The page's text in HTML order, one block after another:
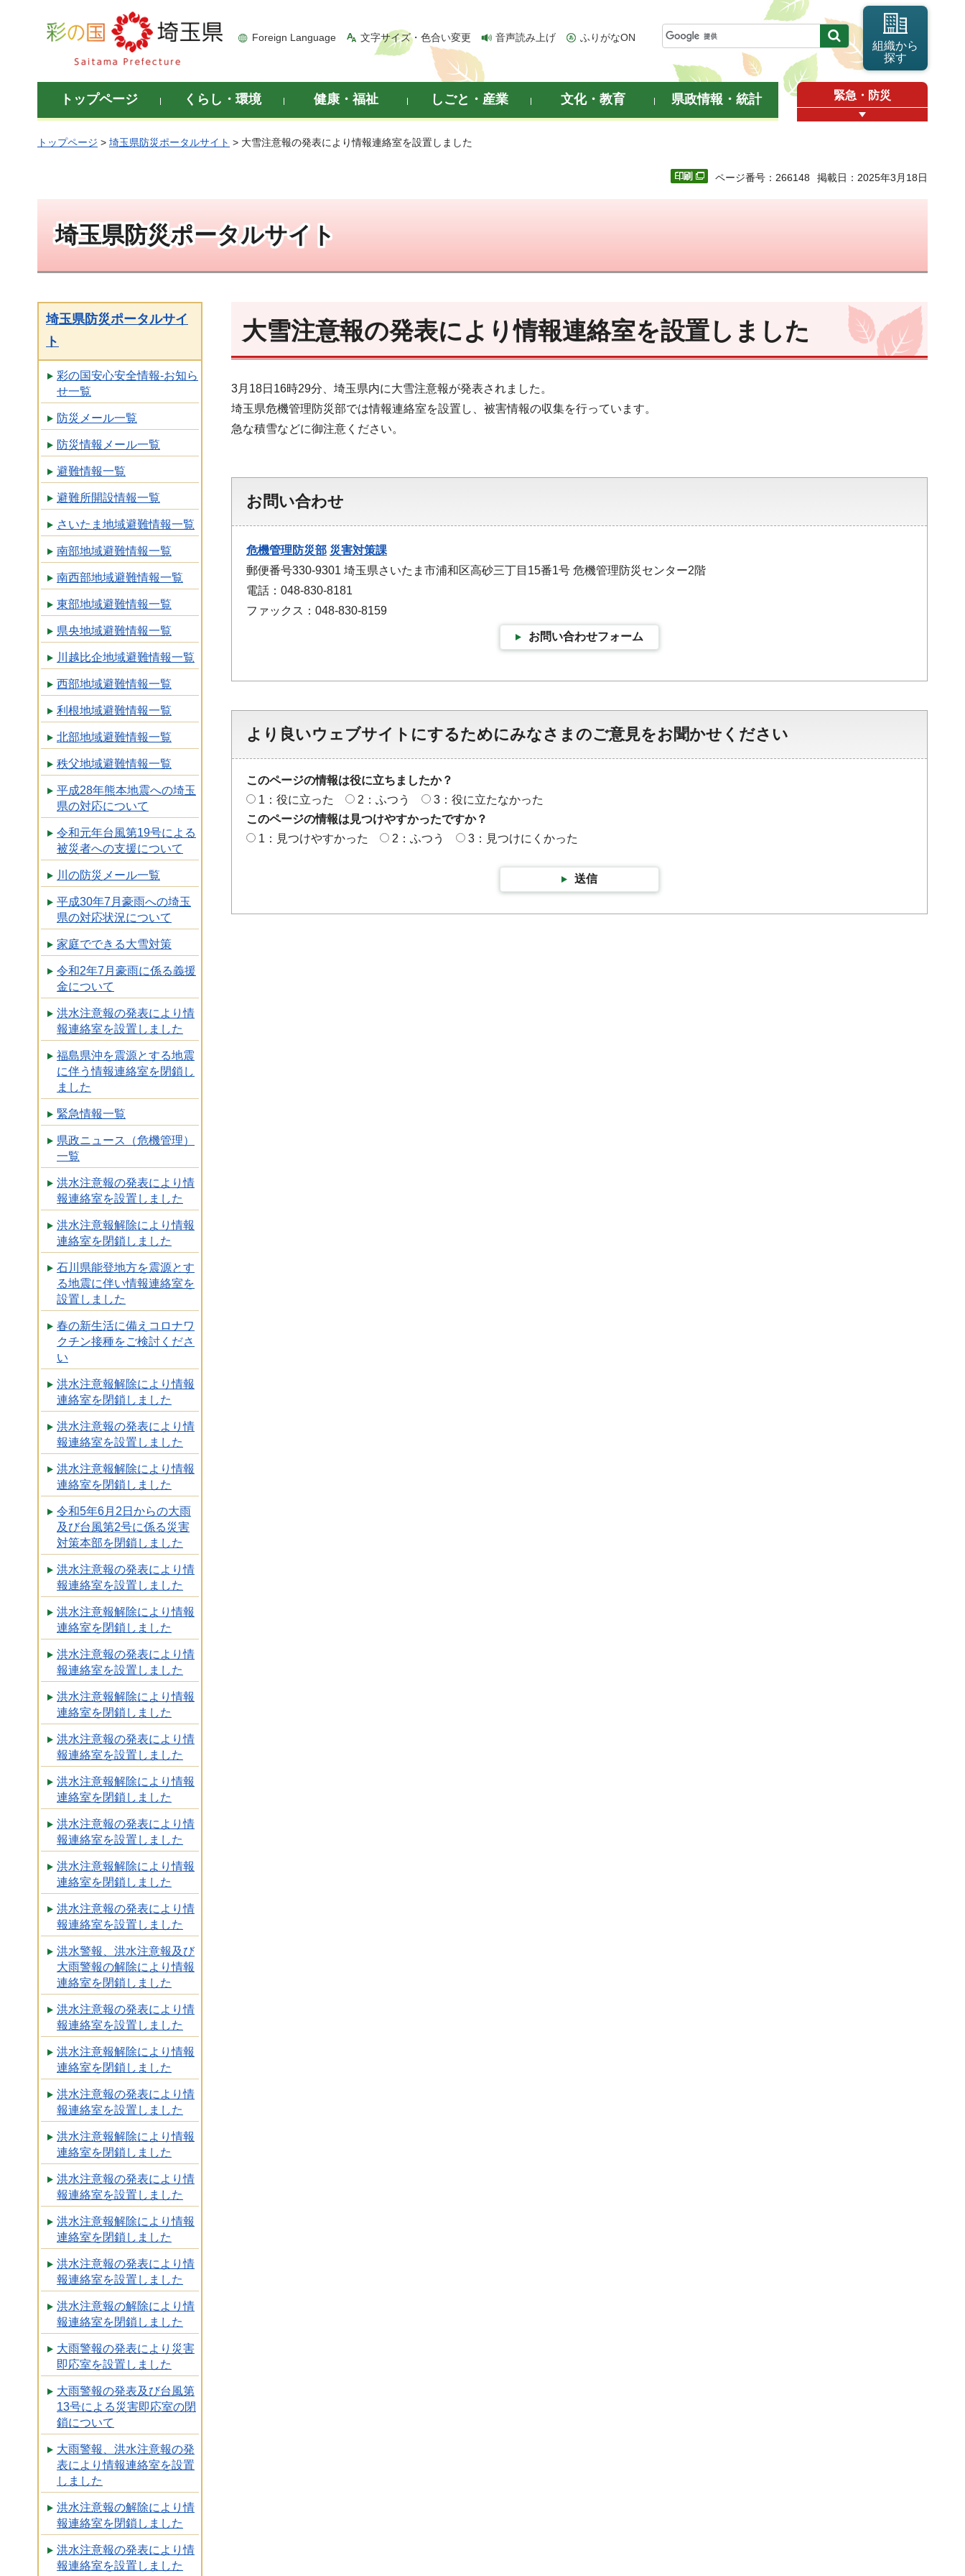
彩の国 埼玉県
Foreign Language 文字サイズ・色合い変更 音声読み上げ ふりがなON
組織から
探す
トップページ くらし・環境 健康・福祉 しごと・産業 文化・教育 県政情報・統計 緊急・防災
トップページ > 埼玉県防災ポータルサイト > 大雪注意報の発表により情報連絡室を設置しました
ページ番号：266148 掲載日：2025年3月18日
埼玉県防災ポータルサイト
埼玉県防災ポータルサイ
ト
彩の国安心安全情報-お知ら
せ一覧
防災メール一覧
防災情報メール一覧
避難情報一覧
避難所開設情報一覧
さいたま地域避難情報一覧
南部地域避難情報一覧
南西部地域避難情報一覧
東部地域避難情報一覧
県央地域避難情報一覧
川越比企地域避難情報一覧
西部地域避難情報一覧
利根地域避難情報一覧
北部地域避難情報一覧
秩父地域避難情報一覧
平成28年熊本地震への埼玉
県の対応について
令和元年台風第19号による
被災者への支援について
川の防災メール一覧
平成30年7月豪雨への埼玉
県の対応状況について
家庭でできる大雪対策
令和2年7月豪雨に係る義援
金について
洪水注意報の発表により情
報連絡室を設置しました
福島県沖を震源とする地震
に伴う情報連絡室を閉鎖し
ました
緊急情報一覧
県政ニュース（危機管理）
一覧
洪水注意報の発表により情
報連絡室を設置しました
洪水注意報解除により情報
連絡室を閉鎖しました
石川県能登地方を震源とす
る地震に伴い情報連絡室を
設置しました
春の新生活に備えコロナワ
クチン接種をご検討くださ
い
洪水注意報解除により情報
連絡室を閉鎖しました
洪水注意報の発表により情
報連絡室を設置しました
洪水注意報解除により情報
連絡室を閉鎖しました
令和5年6月2日からの大雨
及び台風第2号に係る災害
対策本部を閉鎖しました
洪水注意報の発表により情
報連絡室を設置しました
洪水注意報解除により情報
連絡室を閉鎖しました
洪水注意報の発表により情
報連絡室を設置しました
洪水注意報解除により情報
連絡室を閉鎖しました
洪水注意報の発表により情
報連絡室を設置しました
洪水注意報解除により情報
連絡室を閉鎖しました
洪水注意報の発表により情
報連絡室を設置しました
洪水注意報解除により情報
連絡室を閉鎖しました
洪水注意報の発表により情
報連絡室を設置しました
洪水警報、洪水注意報及び
大雨警報の解除により情報
連絡室を閉鎖しました
洪水注意報の発表により情
報連絡室を設置しました
洪水注意報解除により情報
連絡室を閉鎖しました
洪水注意報の発表により情
報連絡室を設置しました
洪水注意報解除により情報
連絡室を閉鎖しました
洪水注意報の発表により情
報連絡室を設置しました
洪水注意報解除により情報
連絡室を閉鎖しました
洪水注意報の発表により情
報連絡室を設置しました
洪水注意報の解除により情
報連絡室を閉鎖しました
大雨警報の発表により災害
即応室を設置しました
大雨警報の発表及び台風第
13号による災害即応室の閉
鎖について
大雨警報、洪水注意報の発
表により情報連絡室を設置
しました
洪水注意報の解除により情
報連絡室を閉鎖しました
洪水注意報の発表により情
報連絡室を設置しました
大雪注意報の発表により情報連絡室を設置しました
3月18日16時29分、埼玉県内に大雪注意報が発表されました。
埼玉県危機管理防災部では情報連絡室を設置し、被害情報の収集を行っています。
急な積雪などに御注意ください。
お問い合わせ
危機管理防災部 災害対策課
郵便番号330-9301 埼玉県さいたま市浦和区高砂三丁目15番1号 危機管理防災センター2階
電話：048-830-8181
ファックス：048-830-8159
お問い合わせフォーム
より良いウェブサイトにするためにみなさまのご意見をお聞かせください
このページの情報は役に立ちましたか？
1：役に立った
2：ふつう
3：役に立たなかった
このページの情報は見つけやすかったですか？
1：見つけやすかった
2：ふつう 3：見つけにくかった
送信